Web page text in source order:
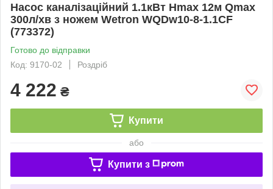
Насос каналізаційний 1.1кВт Hmax 12м Qmax
300л/хв з ножем Wetron WQDw10-8-1.1CF
(773372)
Готово до відправки
Код: 9170-02
Роздріб
4 222 ₴
Купити
або
Купити з